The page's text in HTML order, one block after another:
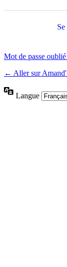
Mot de passe
← Aller sur
Langue